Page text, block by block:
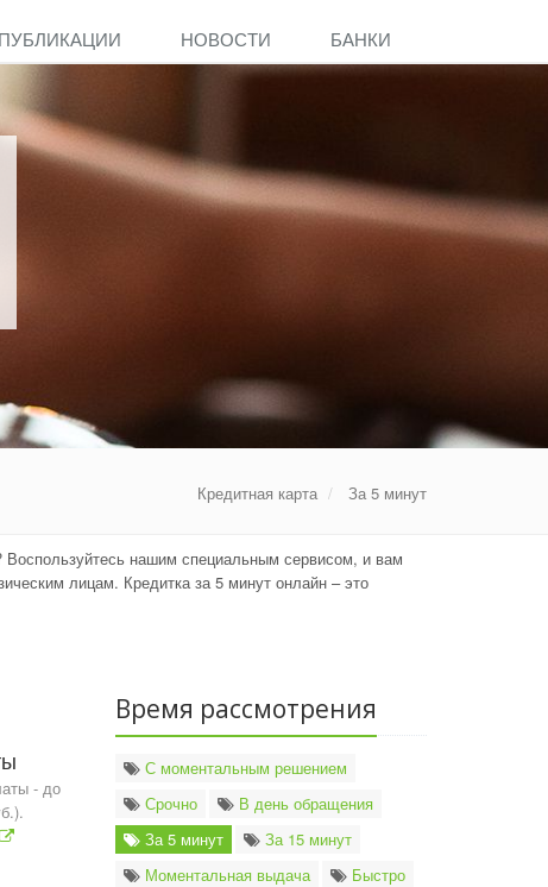
ПУБЛИКАЦИИ НОВОСТИ БАНКИ
Кредитная карта За 5 минут
нашим специальным сервисом, и вам
лицам. Кредитка за 5 минут онлайн – это
- до
Время рассмотрения
С моментальным решением
Срочно
В день обращения
За 5 минут
За 15 минут
Моментальная выдача
Быстро